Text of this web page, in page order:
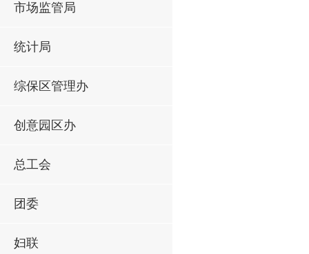
市场监管局
统计局
综保区管理办
创意园区办
总工会
团委
妇联